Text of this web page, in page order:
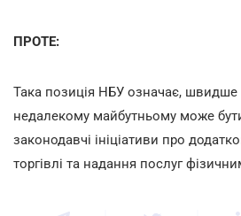
ПРОТЕ:
Така позиція НБУ означає, швидше
недалекому майбутньому може
законодавчі ініціативи про
торгівлі та надання послуг